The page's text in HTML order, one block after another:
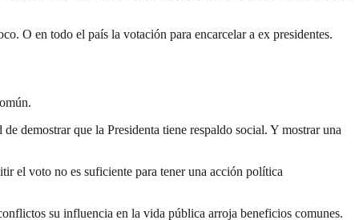
O en todo el país la votación para encarcelar a ex presidentes.
demostrar que la Presidenta tiene respaldo social. Y mostrar una
el voto no es suficiente para tener una acción política
su influencia en la vida pública arroja beneficios comunes.